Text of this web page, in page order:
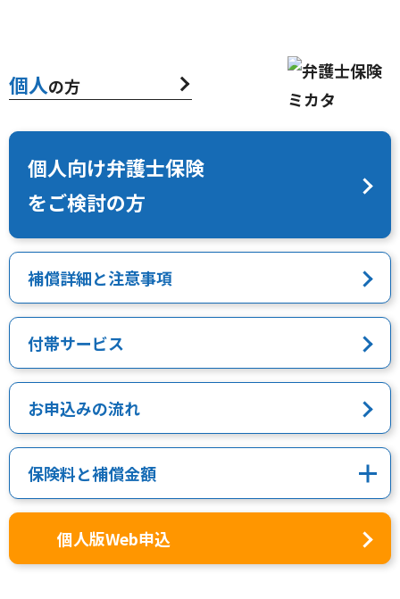
個人の方
個人向け弁護士保険
をご検討の方
補償詳細と注意事項
付帯サービス
お申込みの流れ
保険料と補償金額
個人版Web申込